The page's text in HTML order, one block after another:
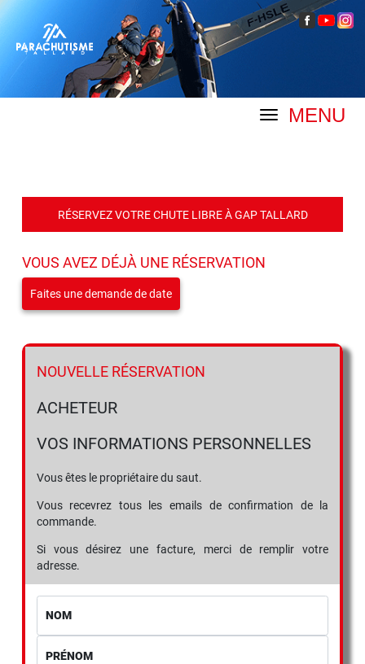
MENU
RÉSERVEZ VOTRE CHUTE LIBRE À GAP TALLARD
VOUS AVEZ DÉJÀ UNE RÉSERVATION
Faites une demande de date
NOUVELLE RÉSERVATION
ACHETEUR
VOS INFORMATIONS PERSONNELLES
Vous êtes le propriétaire du saut.
Vous recevrez tous les emails de confirmation de la
commande.
Si vous désirez une facture, merci de remplir votre
adresse.
NOM
PRÉNOM